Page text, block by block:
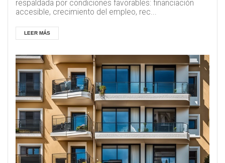
respaldada por condiciones favorables: financiación
accesible, crecimiento del empleo, rec...
LEER MÁS